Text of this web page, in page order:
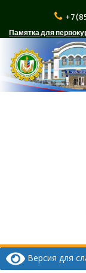
содержимому
+7
Памятка для
Версия для